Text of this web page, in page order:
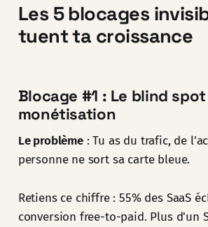
Les 5 blocages
tuent ta croissance
Blocage #1 : Le blind
monétisation
Le problème: Tu as du trafic, de
personne ne sort sa carte bleue.
Retiens ce chiffre : 55% des SaaS
conversion free-to-paid. Plus d'un